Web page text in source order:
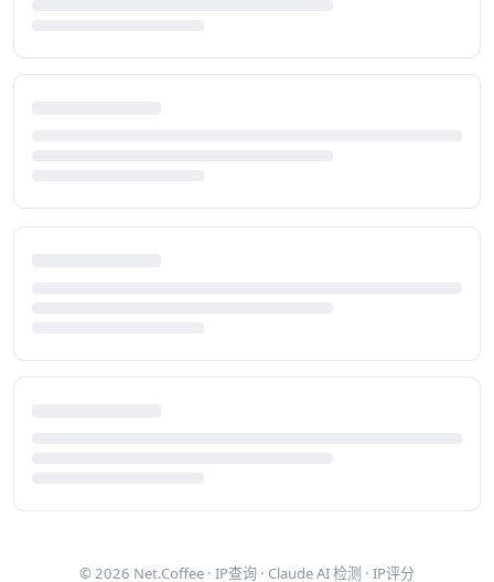
© 2026 Net.Coffee · IP查询 · Claude AI 检测 · IP评分